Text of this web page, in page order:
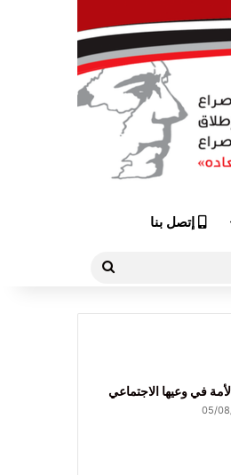
إتصل بنا
في وعيها الاجتماعي
05/